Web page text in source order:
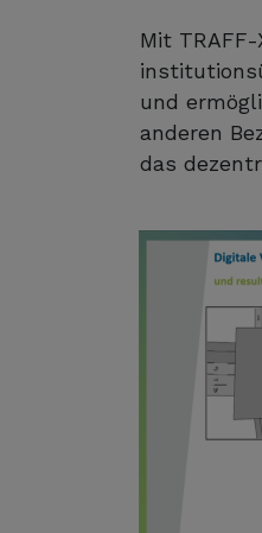
Mit
und
anderen
das